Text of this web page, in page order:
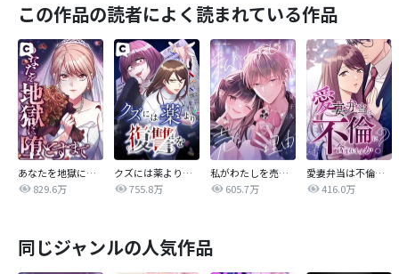
この作品の読者によく読まれている作品
あなたを地獄に堕とすまで
829.6万
クズには薬より復讐を
755.8万
私がわたしを売る理由
605.7万
愛妻弁当は不倫に含まれますか？
416.0万
同じジャンルの人気作品